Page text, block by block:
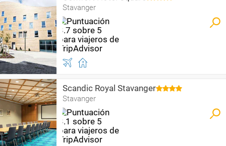
Stavanger
Scandic Royal Stavanger
Stavanger